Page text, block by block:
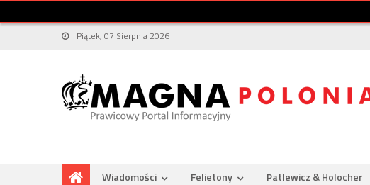
Piątek, 07 Sierpnia 2026
Wiadomości Felietony Patlewicz & Holocher